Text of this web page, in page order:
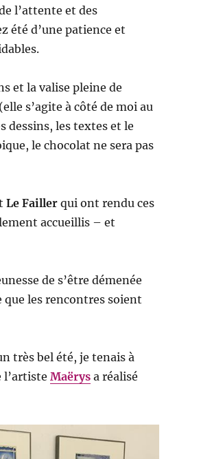
l’attente et des
été d’une patience et
et la valise pleine de
s’agite à côté de moi au
dessins, les textes et le
le chocolat ne sera pas
Le Faillerqui ont rendu ces
accueillis – et
de s’être démenée
que les rencontres soient
très bel été, je tenais à
l’artiste Maërysa réalisé